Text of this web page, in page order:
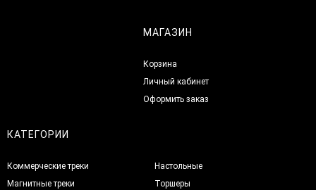
МАГАЗИН
Корзина
Личный кабинет
Оформить заказ
КАТЕГОРИИ
Коммерческие треки
Магнитные треки
Настольные
Торшеры